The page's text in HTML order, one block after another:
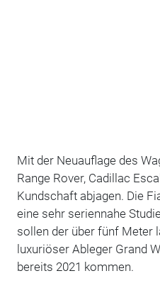
Mit der Neuauflage des
Range Rover, Cadillac
Kundschaft abjagen. Die
eine sehr seriennahe
sollen der über fünf Meter
luxuriöser Ableger Grand
bereits 2021 kommen.